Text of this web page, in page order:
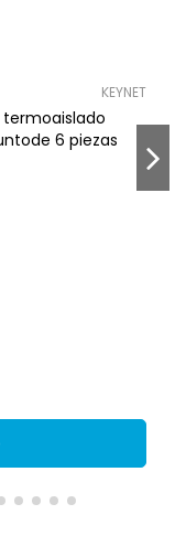
KEYNET
6 piezas